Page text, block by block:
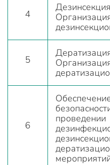
4
5
6
проведении